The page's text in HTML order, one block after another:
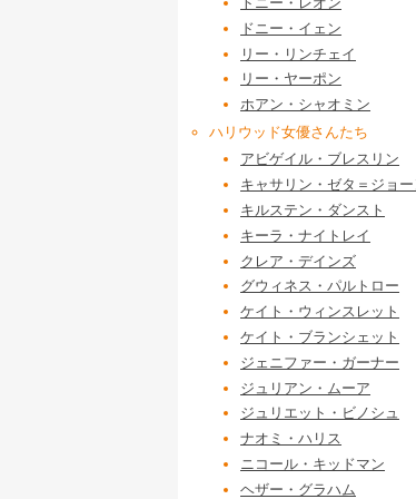
ドニー・イェン
リー・リンチェイ
リー・ヤーポン
ホアン・シャオミン
ハリウッド女優さんたち
アビゲイル・ブレスリン
キャサリン・ゼタ＝ジョ
キルステン・ダンスト
キーラ・ナイトレイ
クレア・デインズ
グウィネス・パルトロー
ケイト・ウィンスレット
ケイト・ブランシェット
ジェニファー・ガーナー
ジュリアン・ムーア
ジュリエット・ビノシュ
ナオミ・ハリス
ニコール・キッドマン
ヘザー・グラハム